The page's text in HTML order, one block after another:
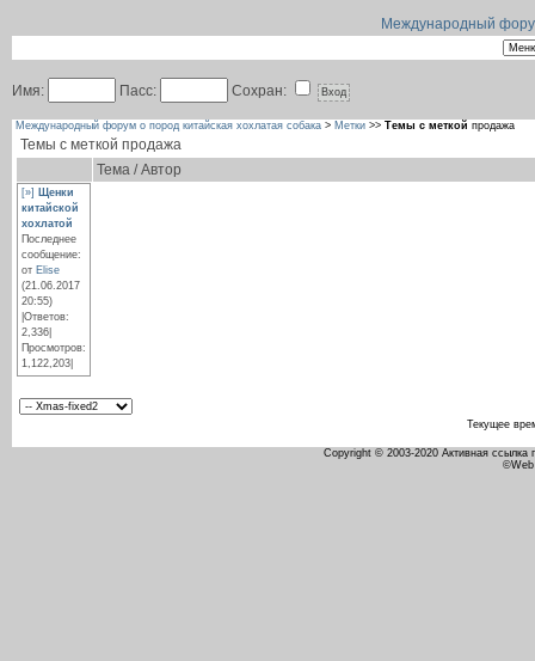
Международный
Имя: Пасс: Сохран:
Международный форум о пород китайская хохлатая собака > Метки >> Темы с меткой продажа
Темы с меткой продажа
Тема / Автор
[»] Щенки
китайской
хохлатой
Последнее
сообщение:
от Elise
(21.06.2017
20:55)
|Ответов:
2,336|
Просмотров:
1,122,203|
Текущее
Copyright © 2003-2020 Активная ссылка